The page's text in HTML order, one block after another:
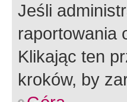
Jeśli
raportowania
Klikając ten
kroków, by